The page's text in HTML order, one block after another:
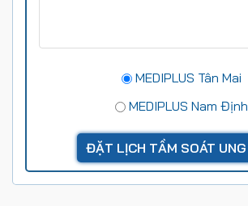
MEDIPLUS Tân Mai
MEDIPLUS Nam Định